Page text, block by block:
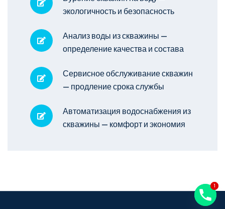
экологичность и безопасность
Анализ воды из скважины —
определение качества и состава
Сервисное обслуживание скважин
— продление срока службы
Автоматизация водоснабжения из
скважины — комфорт и экономия
11